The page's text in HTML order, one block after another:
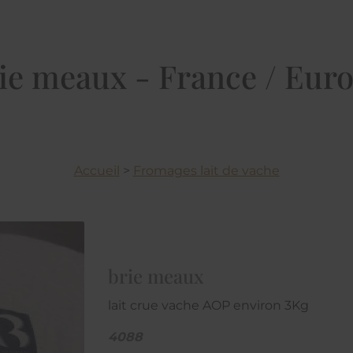
meaux - France /
Accueil > Fromages lait de vache
lait crue vache AOP environ 3Kg